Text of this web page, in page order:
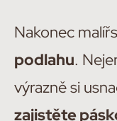
Nakonec
podlahu.
výrazně si
zajistěte